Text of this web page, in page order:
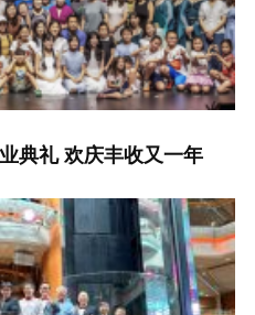
典礼 欢庆丰收又一年